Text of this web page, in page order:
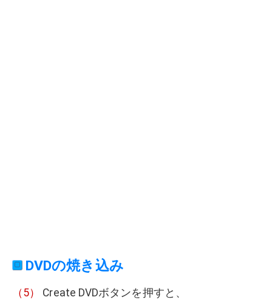
DVDの焼き込み
（5） Create DVDボタンを押すと、